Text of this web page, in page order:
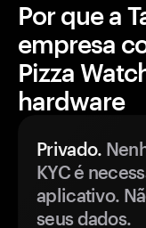
Por que a
empresa
Pizza
hardware
Privado.
KYC é
aplicativo.
seus dados.